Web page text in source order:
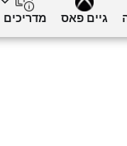
גיים פאס מדריכים